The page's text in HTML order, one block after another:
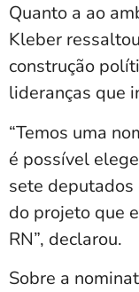
Quanto a ao
Kleber
construção
lideranças que
“Temos uma
é possível
sete deputados
do projeto que
RN”, declarou.
Sobre a